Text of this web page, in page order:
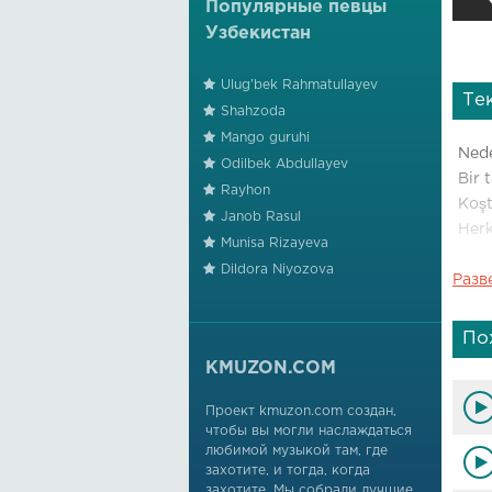
Bir
Популярные певцы
Узбекистан
Ulug'bek Rahmatullayev
Shahzoda
Mango guruhi
Odilbek Abdullayev
Rayhon
Janob Rasul
Munisa Rizayeva
Dildora Niyozova
KMUZON.COM
Проект kmuzon.com создан,
чтобы вы могли наслаждаться
любимой музыкой там, где
захотите, и тогда, когда